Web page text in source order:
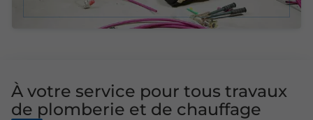
À votre service pour tous travaux
de plomberie et de chauffage